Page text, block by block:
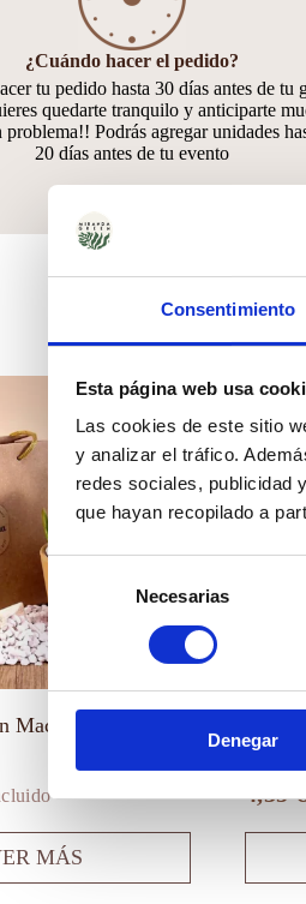
Consentimiento
Esta página web usa
Las cookies de este sitio
y analizar el tráfico.
redes sociales, publicidad
que hayan recopilado a
Selección
de
consentimiento
Necesarias
Denegar
¿Cuándo hacer el pedido?
tu pedido hasta 30 días antes de tu
quedarte tranquilo y anticiparte
problema!! Podrás agregar unidades
20 días antes de tu evento
Maceta de Barro
MÁS
4,35
Este
tiene
Las
pueden